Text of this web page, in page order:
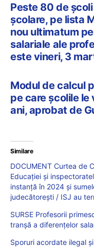
Peste 80 de
școlare, pe lista
nou ultimatum
salariale ale
este vineri, 3
Modul de calcul
pe care școlile
ani, aprobat de
Similare
DOCUMENT Curtea de
Educației și
instanță în 2024 și
judecătorești / ISJ au
SURSE Profesorii
tranșă a diferențelor
Sporuri acordate ilegal